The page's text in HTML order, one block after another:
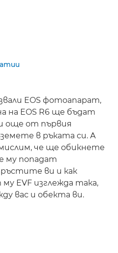
EOS фотоапарат,
на EOS R6 ще бъдат
още от първия
в ръката си. А
че ще обикнете
му попадат
ви и как
EVF изглежда така,
вас и обекта ви.